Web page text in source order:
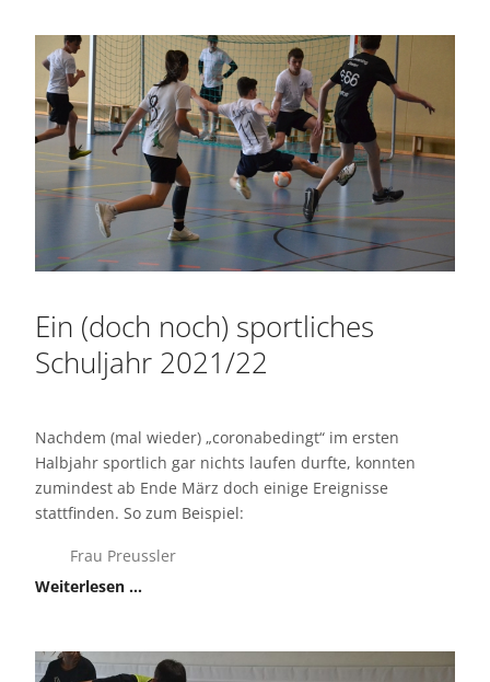
Ein (doch noch) sportliches
Schuljahr 2021/22
Nachdem (mal wieder) „coronabedingt“ im ersten
Halbjahr sportlich gar nichts laufen durfte, konnten
zumindest ab Ende März doch einige Ereignisse
stattfinden. So zum Beispiel:
Frau Preussler
Weiterlesen …